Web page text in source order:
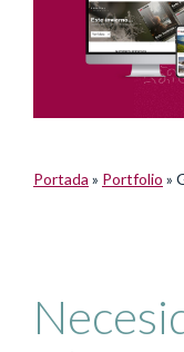
Portada » Portfolio »